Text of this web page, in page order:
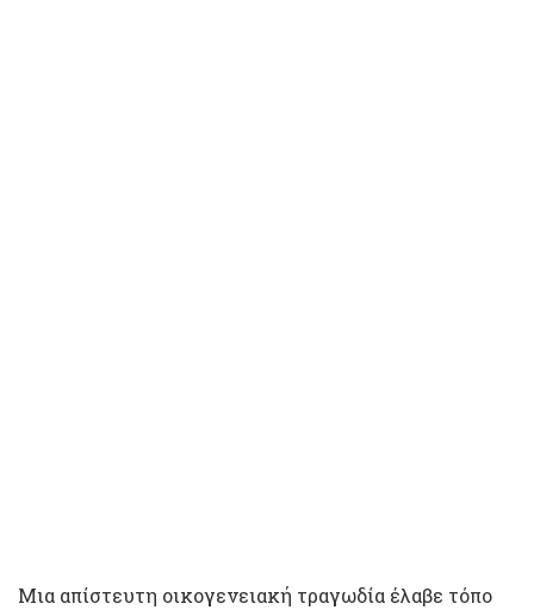
Μια απίστευτη οικογενειακή τραγωδία έλαβε τόπο